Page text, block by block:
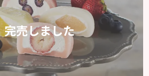
完売しました